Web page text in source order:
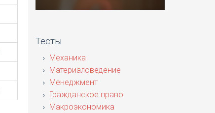
Тесты
Механика
Материаловедение
Менеджмент
Гражданское право
Макроэкономика